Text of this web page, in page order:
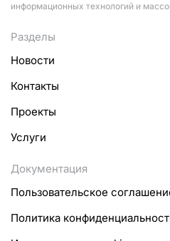
информационных технологий и
Разделы
Новости
Контакты
Проекты
Услуги
Документация
Пользовательское
Политика